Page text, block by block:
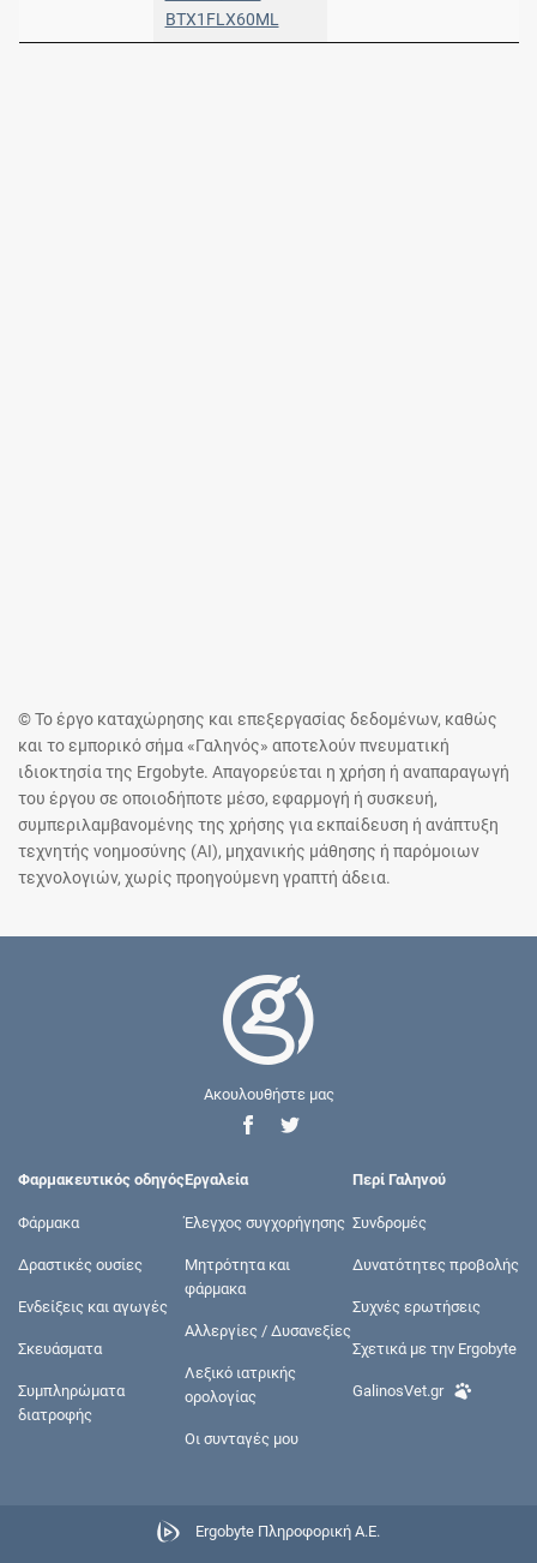
BTX1FLX60ML
© Το έργο καταχώρησης και επεξεργασίας δεδομένων, καθώς
και το εμπορικό σήμα «Γαληνός» αποτελούν πνευματική
ιδιοκτησία της Ergobyte. Απαγορεύεται η χρήση ή αναπαραγωγή
του έργου σε οποιοδήποτε μέσο, εφαρμογή ή συσκευή,
συμπεριλαμβανομένης της χρήσης για εκπαίδευση ή ανάπτυξη
τεχνητής νοημοσύνης (AI), μηχανικής μάθησης ή παρόμοιων
τεχνολογιών, χωρίς προηγούμενη γραπτή άδεια.
Ακουλουθήστε μας
Φαρμακευτικός οδηγός
Φάρμακα
Δραστικές ουσίες
Ενδείξεις και αγωγές
Σκευάσματα
Συμπληρώματα
διατροφής
Εργαλεία
Έλεγχος συγχορήγησης
Μητρότητα και
φάρμακα
Αλλεργίες / Δυσανεξίες
Λεξικό ιατρικής
ορολογίας
Οι συνταγές μου
Περί Γαληνού
Συνδρομές
Δυνατότητες προβολής
Συχνές ερωτήσεις
Σχετικά με την Ergobyte
GalinosVet.gr
Ergobyte Πληροφορική Α.Ε.